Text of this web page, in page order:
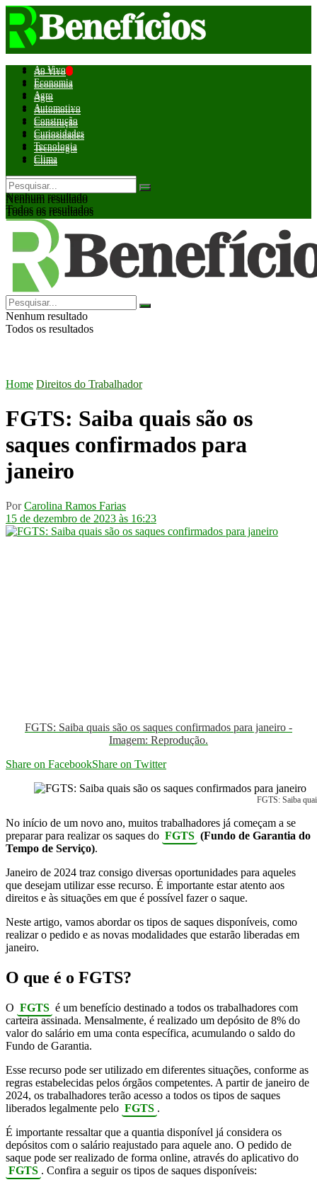
Ao Vivo
Economia
Agro
Automotivo
Construção
Curiosidades
Tecnologia
Clima
Nenhum resultado
Todos os resultados
Ao Vivo
Economia
Agro
Automotivo
Construção
Curiosidades
Tecnologia
Clima
Nenhum resultado
Todos os resultados
Nenhum resultado
Todos os resultados
Home Direitos do Trabalhador
FGTS: Saiba quais são os
saques confirmados para
janeiro
Por Carolina Ramos Farias
15 de dezembro de 2023 às 16:23
FGTS: Saiba quais são os saques confirmados para janeiro -
Imagem: Reprodução.
Share on FacebookShare on Twitter
FGTS: Saiba
No início de um novo ano, muitos trabalhadores já começam a se
preparar para realizar os saques do FGTS (Fundo de Garantia do
Tempo de Serviço).
Janeiro de 2024 traz consigo diversas oportunidades para aqueles
que desejam utilizar esse recurso. É importante estar atento aos
direitos e às situações em que é possível fazer o saque.
Neste artigo, vamos abordar os tipos de saques disponíveis, como
realizar o pedido e as novas modalidades que estarão liberadas em
janeiro.
O que é o FGTS?
O FGTS é um benefício destinado a todos os trabalhadores com
carteira assinada. Mensalmente, é realizado um depósito de 8% do
valor do salário em uma conta específica, acumulando o saldo do
Fundo de Garantia.
Esse recurso pode ser utilizado em diferentes situações, conforme as
regras estabelecidas pelos órgãos competentes. A partir de janeiro de
2024, os trabalhadores terão acesso a todos os tipos de saques
liberados legalmente pelo FGTS .
É importante ressaltar que a quantia disponível já considera os
depósitos com o salário reajustado para aquele ano. O pedido de
saque pode ser realizado de forma online, através do aplicativo do
FGTS . Confira a seguir os tipos de saques disponíveis: